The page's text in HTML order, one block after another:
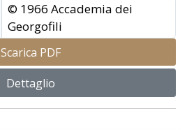
© 1966 Accademia dei
Georgofili
Scarica PDF
Dettaglio